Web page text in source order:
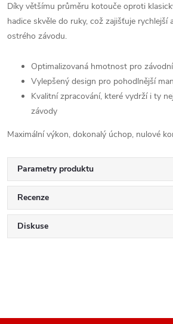
Díky většímu průměru kotouče oproti
hadice skvěle do ruky, což zajišťuje rychlejší
ostrého závodu.
Optimalizovaná hmotnost pro
Vylepšený design pro pohodlnější
Kvalitní zpracování, které vydrží i ty
závody
Maximální výkon, dokonalý úchop, nulové
Parametry produktu
Recenze
Diskuse